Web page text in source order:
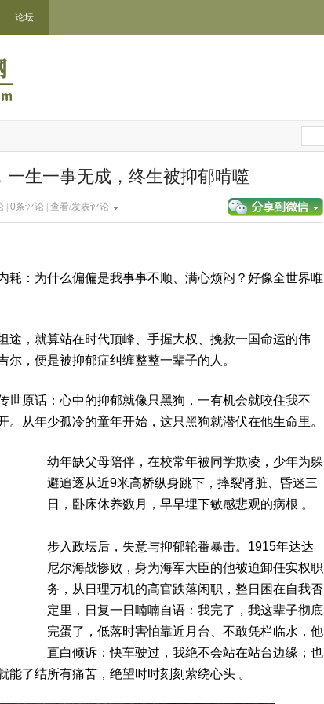
论坛
一生一事无成，终生被抑郁啃噬
| 0条评论 | 查看/发表评论
耗：为什么偏偏是我事事不顺、满心烦闷？好像全世界唯
途，就算站在时代顶峰、手握大权、挽救一国命运的伟
尔，便是被抑郁症纠缠整整一辈子的人。
世原话：心中的抑郁就像只黑狗，一有机会就咬住我不
。从年少孤冷的童年开始，这只黑狗就潜伏在他生命里。
幼年缺父母陪伴，在校常年被同学欺凌，少年为躲
避追逐从近9米高桥纵身跳下，摔裂肾脏、昏迷三
日，卧床休养数月，早早埋下敏感悲观的病根 。
步入政坛后，失意与抑郁轮番暴击。1915年达达
尼尔海战惨败，身为海军大臣的他被迫卸任实权职
务，从日理万机的高官跌落闲职，整日困在自我否
定里，日复一日喃喃自语：我完了，我这辈子彻底
完蛋了，低落时害怕靠近月台、不敢凭栏临水，他
直白倾诉：快车驶过，我绝不会站在站台边缘；也
了结所有痛苦，绝望时时刻刻萦绕心头 。